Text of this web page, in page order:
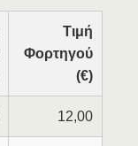
Τιμή
Φορτηγού
(€)
12,00